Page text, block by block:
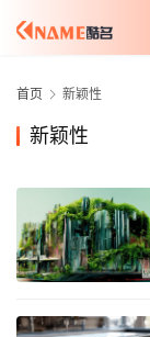
首页 新颖性
新颖性